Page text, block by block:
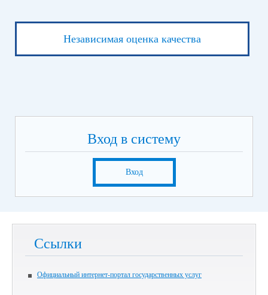
Независимая оценка качества
Вход в систему
Вход
Ссылки
Официальный интернет-портал государственных услуг